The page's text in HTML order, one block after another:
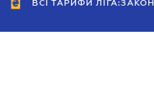
ВСІ ТАРИФИ ЛІГА:ЗАКОН